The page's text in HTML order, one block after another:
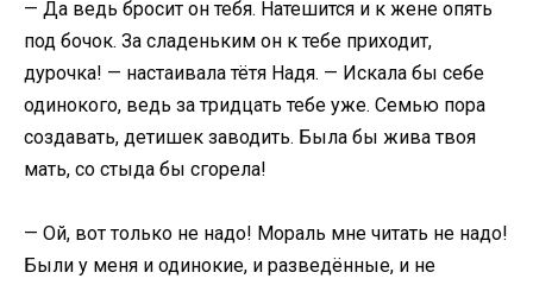
— Да ведь бросит он тебя. Натешится и к жене опять
под бочок. За сладеньким он к тебе приходит,
дурочка! — настаивала тётя Надя. — Искала бы себе
одинокого, ведь за тридцать тебе уже. Семью пора
создавать, детишек заводить. Была бы жива твоя
мать, со стыда бы сгорела!
— Ой, вот только не надо! Мораль мне читать не надо!
Были у меня и одинокие, и разведённые, и не